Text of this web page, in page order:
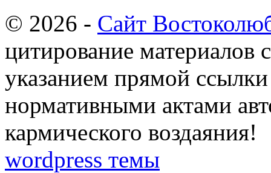
© 2026 - Сайт
цитирование материалов
указанием прямой
нормативными актами
кармического воздаяния!
wordpress темы